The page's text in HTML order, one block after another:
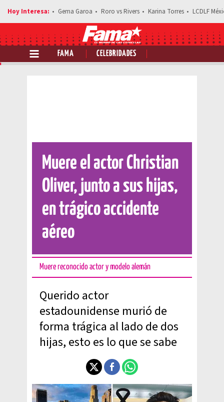
Gema Garoa Roro vs Rivers Karina Torres LCDLF
FAMA CELEBRIDADES
Comparte esta noticia
Muere el actor Christian
Oliver, junto a sus hijas,
en trágico accidente
aéreo
Muere reconocido actor y modelo alemán
Querido actor
estadounidense murió de
forma trágica al lado de dos
hijas, esto es lo que se sabe